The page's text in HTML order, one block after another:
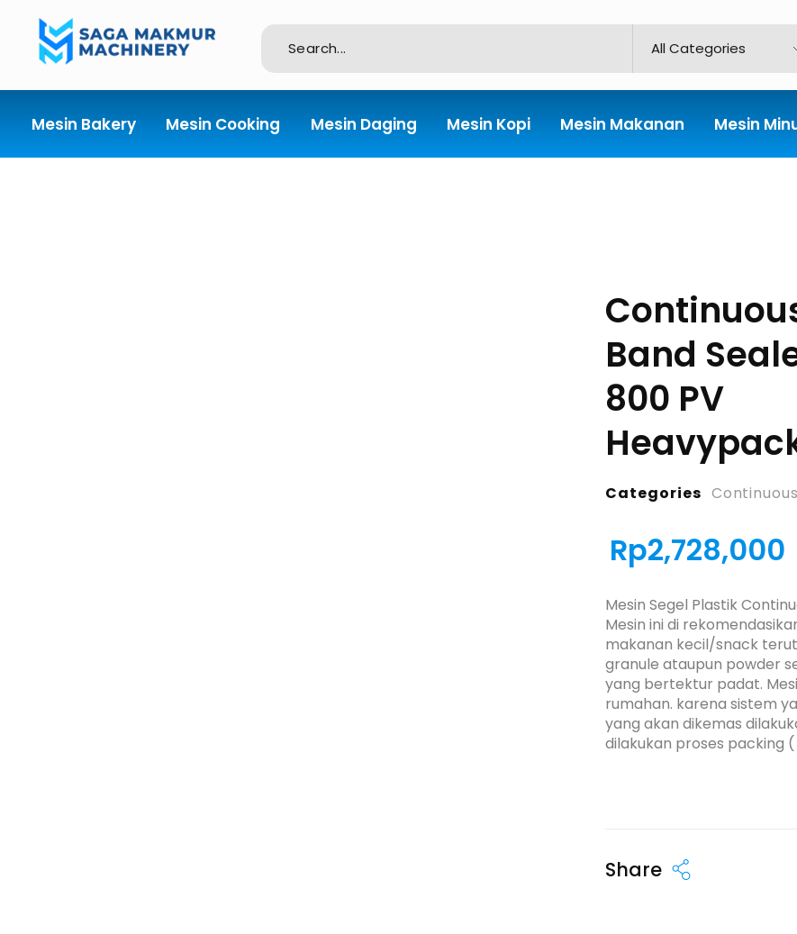
Mesin Bakery Mesin Cooking Mesin Daging Mesin Kopi Mesin Makanan Mesin
Band
800 PV
Rp2,728,000
Mesin Segel Plastik
Mesin ini di
makanan kecil/snack
granule ataupun powder
yang bertektur padat.
rumahan. karena sistem
yang akan dikemas
dilakukan proses packing (
Share
Categories